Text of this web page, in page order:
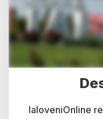
IaloveniOnline